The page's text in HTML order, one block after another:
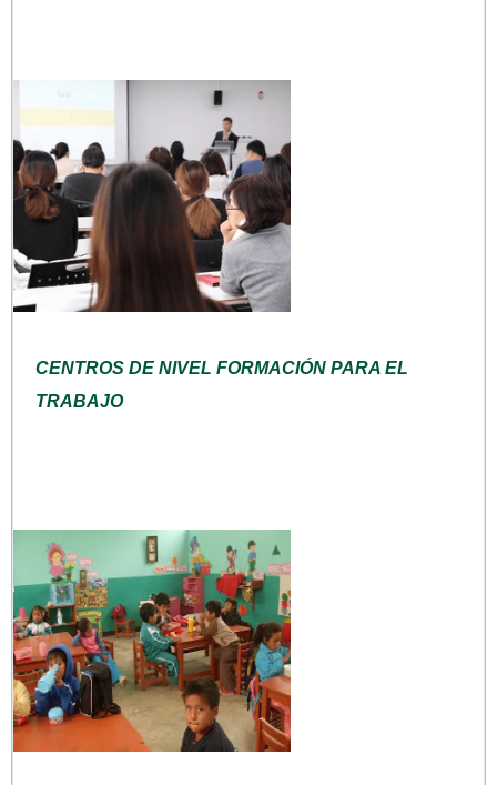
CENTROS DE NIVEL FORMACIÓN PARA EL
TRABAJO